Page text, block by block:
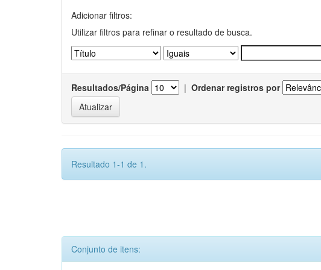
Adicionar filtros:
Utilizar filtros para refinar o resultado de busca.
Resultados/Página | Ordenar registros por
Resultado 1-1 de 1.
Conjunto de itens: